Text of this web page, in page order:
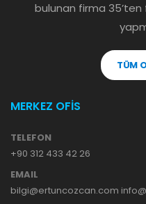
bulunan firma 35’ten
TÜM
MERKEZ OFİS
TELEFON
+90 312 433 42 26
EMAIL
bilgi@ertuncozcan.com